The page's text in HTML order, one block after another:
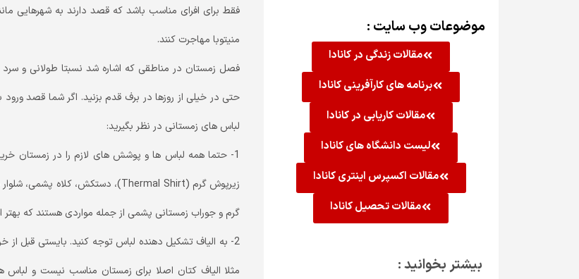
موضوعات وب سایت :
مقالات زندگی در کانادا
برنامه های کارآفرینی کانادا
مقالات کاریابی در کانادا
لیست دانشگاه های کانادا
مقالات اکسپرس اینتری کانادا
مقالات تحصیل کانادا
بیشتر بخوانید :
فقط برای افرای مناسب باشد که قصد دارند به شهرهایی
منیتوبا مهاجرت کنند.
فصل زمستان در مناطقی که اشاره شد نسبتا طولانی و
حتی در خیلی از روزها در برف قدم بزنید. اگر شما قصد ورود
لباس های زمستانی در نظر بگیرید:
گرم و جوراب زمستانی پشمی از جمله مواردی هستند که
2- به الیاف تشکیل دهنده لباس توجه کنید. بایستی قبل از
مثلا الیاف کتان اصلا برای زمستان مناسب نیست و لباس